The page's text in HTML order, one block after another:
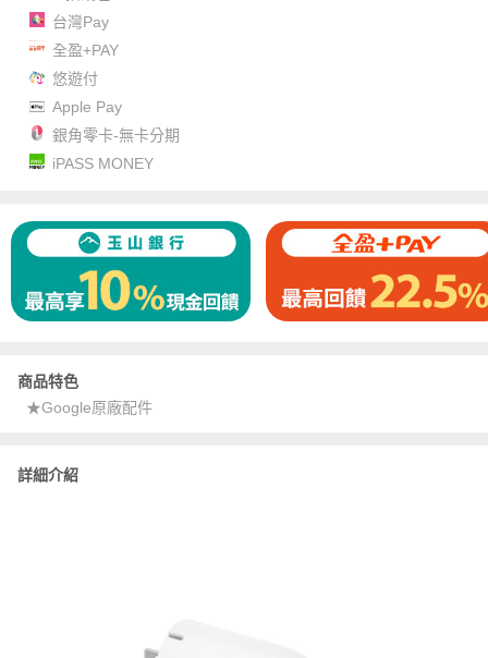
台灣Pay
全盈+PAY
悠遊付
Apple Pay
銀角零卡-無卡分期
iPASS MONEY
商品特色
★Google原廠配件
詳細介紹